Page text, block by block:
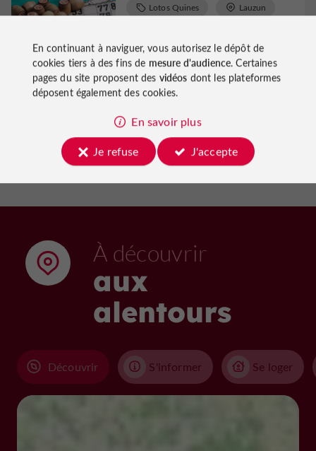
Lotos Quines Lauzun
03/10/2026
Voir tous les événements
À découvrir
aux
alentours
Découvrir S'informer Se loger
En continuant à naviguer, vous autorisez le dépôt de
cookies tiers à des fins de mesure d'audience. Certaines
pages du site proposent des vidéos dont les plateformes
déposent également des cookies.
En savoir plus
Je refuse
J'accepte